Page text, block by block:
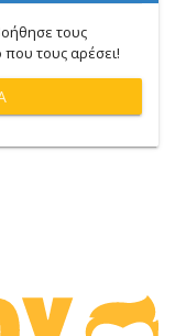
τους
τους αρέσει!